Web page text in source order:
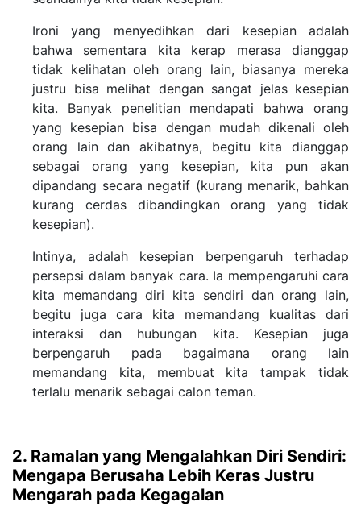
Ironi yang menyedihkan dari kesepian adalah
bahwa sementara kita kerap merasa dianggap
tidak kelihatan oleh orang lain, biasanya mereka
justru bisa melihat dengan sangat jelas kesepian
kita. Banyak penelitian mendapati bahwa orang
yang kesepian bisa dengan mudah dikenali oleh
orang lain dan akibatnya, begitu kita dianggap
sebagai orang yang kesepian, kita pun akan
dipandang secara negatif (kurang menarik, bahkan
kurang cerdas dibandingkan orang yang tidak
kesepian).
Intinya, adalah kesepian berpengaruh terhadap
persepsi dalam banyak cara. Ia mempengaruhi cara
kita memandang diri kita sendiri dan orang lain,
begitu juga cara kita memandang kualitas dari
interaksi dan hubungan kita. Kesepian juga
berpengaruh pada bagaimana orang lain
memandang kita, membuat kita tampak tidak
terlalu menarik sebagai calon teman.
2. Ramalan yang Mengalahkan Diri Sendiri:
Mengapa Berusaha Lebih Keras Justru
Mengarah pada Kegagalan